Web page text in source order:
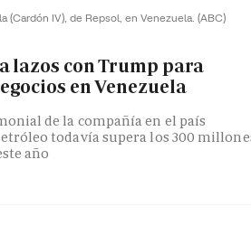
(Cardón IV), de Repsol, en Venezuela. (ABC)
lazos con Trump para
en Venezuela
de la compañía en el país
todavía supera los 300
año